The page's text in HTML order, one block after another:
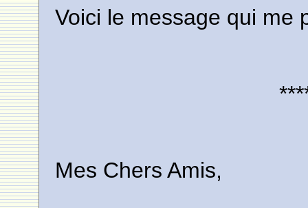
Voici le message qui me
Mes Chers Amis,